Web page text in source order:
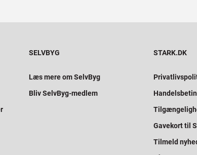
SELVBYG
Læs mere om SelvByg
Bliv SelvByg-medlem
STARK.DK
Gavekort til
Tilmeld